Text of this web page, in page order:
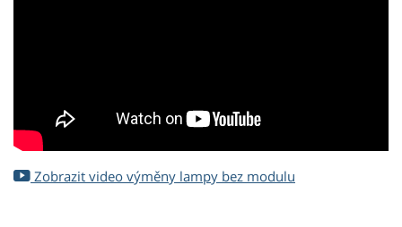
Zobrazit video výměny lampy bez modulu